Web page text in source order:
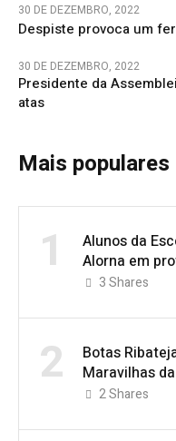
30 DE DEZEMBRO, 2022
Despiste provoca um
30 DE DEZEMBRO, 2022
Presidente da
atas
Mais populares
1
Alunos da
Alorna em
3Shares
2
Botas
Maravilhas
2Shares